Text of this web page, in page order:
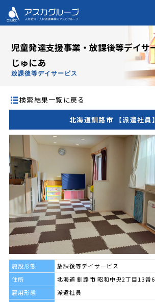
児童発達支援事業・放課後等デイサ
じゅにあ
放課後等デイサービス
検索結果一覧に戻る
北海道釧路市 【派遣社員】
施設形態
放課後等デイサービス
住所
北海道 釧路市 昭和中央2丁目13番
雇用形態
派遣社員